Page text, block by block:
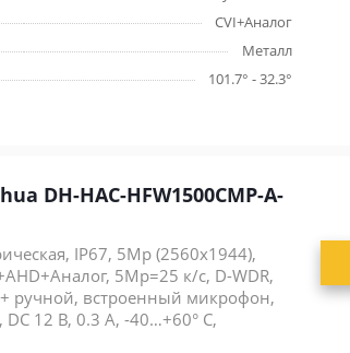
CVI+Аналог
Металл
101.7° - 32.3°
DH-HAC-HFW1500CMP-A-
IP67, 5Mp (2560x1944),
5Mp=25 к/с, D-WDR,
ручной, встроенный микрофон,
12 В, 0.3 А, -40…+60° С,